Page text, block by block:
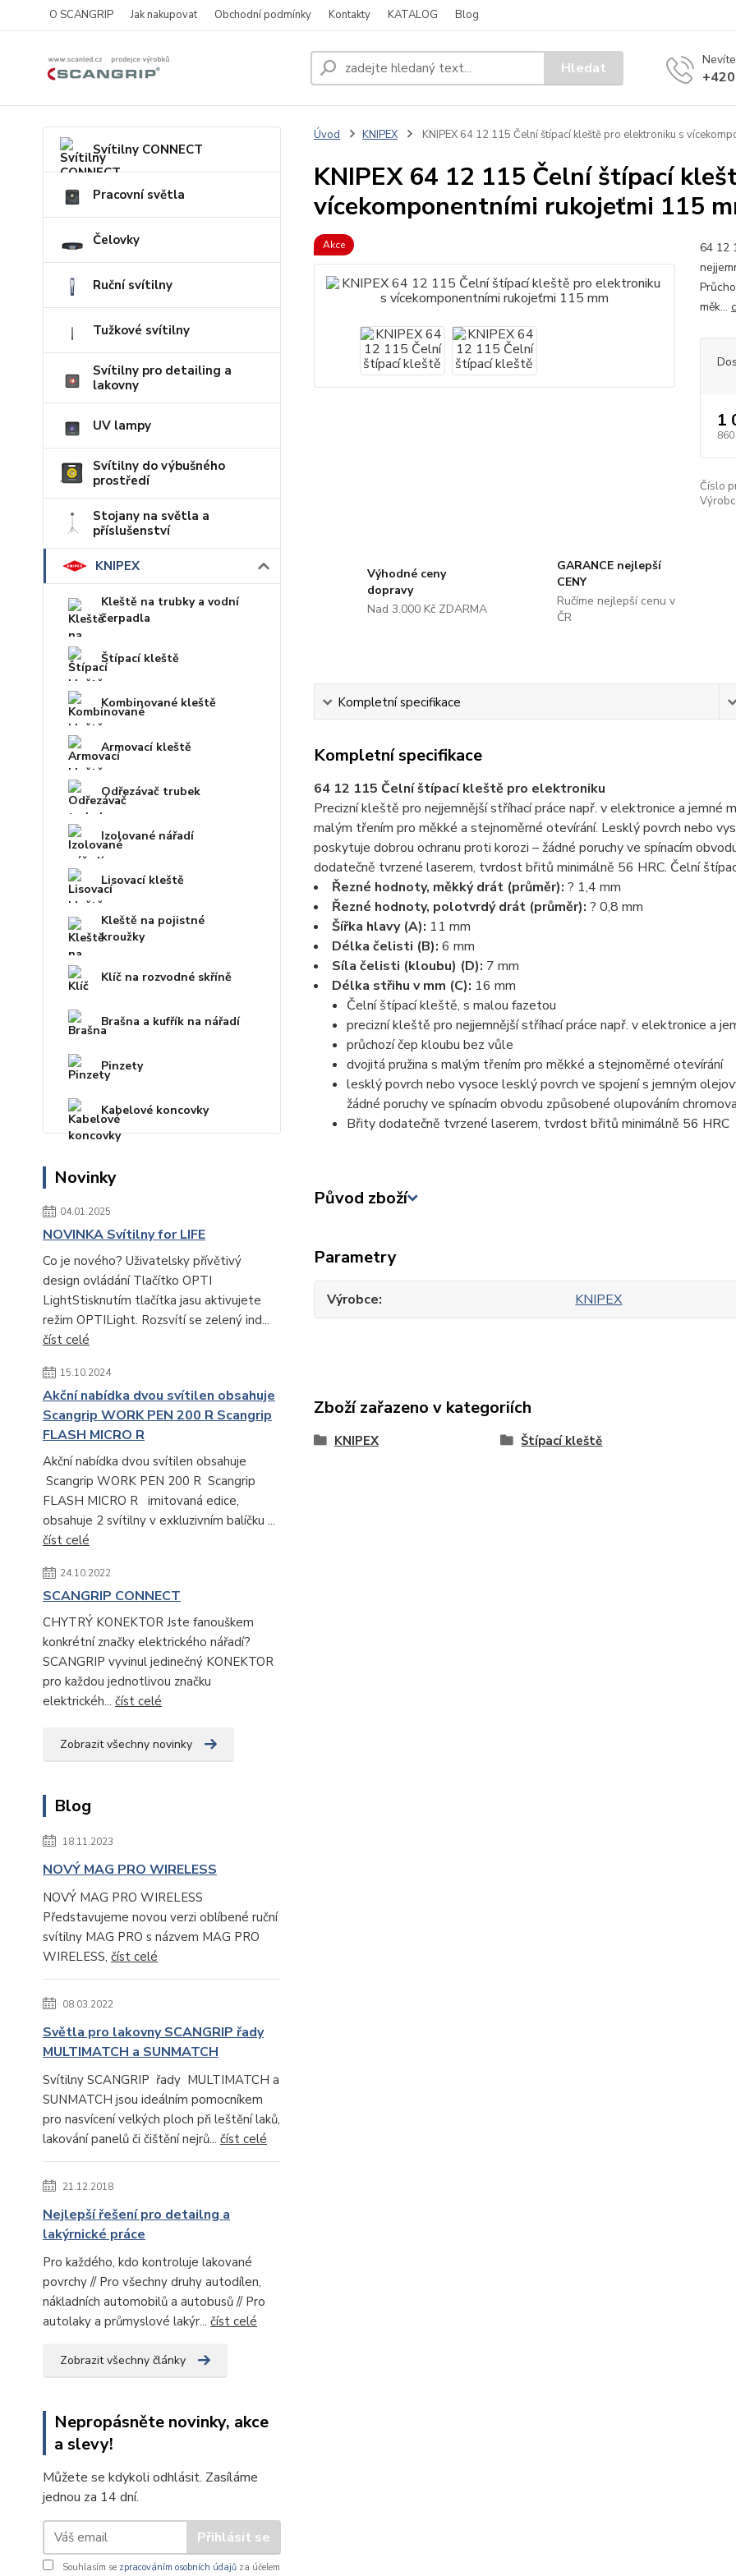
O SCANGRIP Jak nakupovat Obchodní podmínky Kontakty KATALOG Blog
Hledat
Svítilny CONNECT
Pracovní světla
Čelovky
Ruční svítilny
Tužkové svítilny
Svítilny pro detailing a
lakovny
UV lampy
Svítilny do výbušného
prostředí
Stojany na světla a
příslušenství
KNIPEX
Kleště na trubky a vodní
čerpadla
Štípací kleště
Kombinované kleště
Armovací kleště
Odřezávač trubek
Izolované nářadí
Lisovací kleště
Kleště na pojistné
kroužky
Klíč na rozvodné skříně
Brašna a kufřík na nářadí
Pinzety
Kabelové koncovky
Novinky
04.01.2025
NOVINKA Svítilny for LIFE
Co je nového? Uživatelsky přívětivý
design ovládání Tlačítko OPTI
LightStisknutím tlačítka jasu aktivujete
režim OPTILight. Rozsvítí se zelený ind...
číst celé
15.10.2024
Akční nabídka dvou svítilen obsahuje
Scangrip WORK PEN 200 R Scangrip
FLASH MICRO R
Akční nabídka dvou svítilen obsahuje
Scangrip WORK PEN 200 R Scangrip
FLASH MICRO R imitovaná edice,
obsahuje 2 svítilny v exkluzivním balíčku ...
číst celé
24.10.2022
SCANGRIP CONNECT
CHYTRÝ KONEKTOR Jste fanouškem
konkrétní značky elektrického nářadí?
SCANGRIP vyvinul jedinečný KONEKTOR
pro každou jednotlivou značku
elektrickéh... číst celé
Zobrazit všechny novinky
Blog
18.11.2023
NOVÝ MAG PRO WIRELESS
NOVÝ MAG PRO WIRELESS
Představujeme novou verzi oblíbené ruční
svítilny MAG PRO s názvem MAG PRO
WIRELESS, číst celé
08.03.2022
Světla pro lakovny SCANGRIP řady
MULTIMATCH a SUNMATCH
Svítilny SCANGRIP řady MULTIMATCH a
SUNMATCH jsou ideálním pomocníkem
pro nasvícení velkých ploch při leštění laků,
lakování panelů či čištění nejrů... číst celé
21.12.2018
Nejlepší řešení pro detailng a
lakýrnické práce
Pro každého, kdo kontroluje lakované
povrchy // Pro všechny druhy autodílen,
nákladních automobilů a autobusů // Pro
autolaky a průmyslové lakýr... číst celé
Zobrazit všechny články
Nepropásněte novinky, akce
a slevy!
Můžete se kdykoli odhlásit. Zasíláme
jednou za 14 dní.
Přihlásit se
Souhlasím se zpracováním osobních údajů za účelem
Úvod KNIPEX KNIPEX 64 12 115 Čelní štípací kleště pro elektroniku s
KNIPEX 64 12 115 Čelní štípací
vícekomponentními rukojeťmi 115
Akce
64 12
měk...
1
860
Číslo
Výhodné ceny
dopravy
Nad 3.000 Kč ZDARMA
GARANCE nejlepší
CENY
Ručíme nejlepší cenu v
ČR
Kompletní specifikace
Kompletní specifikace
64 12 115 Čelní štípací kleště pro elektroniku
Precizní kleště pro nejjemnější stříhací práce např. v elektronice a jemné
malým třením pro měkké a stejnoměrné otevírání. Lesklý povrch nebo
poskytuje dobrou ochranu proti korozi – žádné poruchy ve spínacím
dodatečně tvrzené laserem, tvrdost břitů minimálně 56 HRC. Čelní
Řezné hodnoty, měkký drát (průměr): ? 1,4 mm
Řezné hodnoty, polotvrdý drát (průměr): ? 0,8 mm
Šířka hlavy (A): 11 mm
Délka čelisti (B): 6 mm
Síla čelisti (kloubu) (D): 7 mm
Délka střihu v mm (C): 16 mm
Čelní štípací kleště, s malou fazetou
precizní kleště pro nejjemnější stříhací práce např. v elektronice a
průchozí čep kloubu bez vůle
dvojitá pružina s malým třením pro měkké a stejnoměrné otevírání
lesklý povrch nebo vysoce lesklý povrch ve spojení s jemným
žádné poruchy ve spínacím obvodu způsobené olupováním
Břity dodatečně tvrzené laserem, tvrdost břitů minimálně 56 HRC
Původ zboží
Parametry
Výrobce KNIPEX
Zboží zařazeno v kategoriích
KNIPEX Štípací kleště